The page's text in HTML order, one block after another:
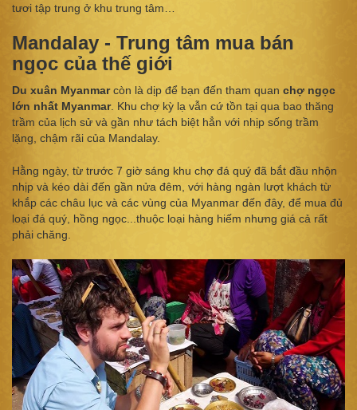
tươi tập trung ở khu trung tâm…
Mandalay - Trung tâm mua bán
ngọc của thế giới
Du xuân Myanmarcòn là dịp để bạn đến tham quan chợ ngọc
lớn nhất Myanmar. Khu chợ kỳ lạ vẫn cứ tồn tại qua bao thăng
trầm của lịch sử và gần như tách biệt hẳn với nhịp sống trầm
lặng, chậm rãi của Mandalay.
Hằng ngày, từ trước 7 giờ sáng khu chợ đá quý đã bắt đầu nhộn
nhịp và kéo dài đến gần nửa đêm, với hàng ngàn lượt khách từ
khắp các châu lục và các vùng của Myanmar đến đây, để mua đủ
loại đá quý, hồng ngọc...thuộc loại hàng hiếm nhưng giá cả rất
phải chăng.